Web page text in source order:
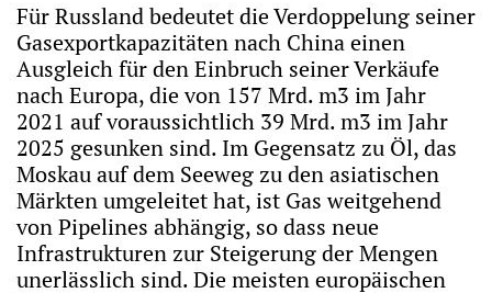
Für Russland bedeutet die Verdoppelung seiner
Gasexportkapazitäten nach China einen
Ausgleich für den Einbruch seiner Verkäufe
nach Europa, die von 157 Mrd. m3 im Jahr
2021 auf voraussichtlich 39 Mrd. m3 im Jahr
2025 gesunken sind. Im Gegensatz zu Öl, das
Moskau auf dem Seeweg zu den asiatischen
Märkten umgeleitet hat, ist Gas weitgehend
von Pipelines abhängig, so dass neue
Infrastrukturen zur Steigerung der Mengen
unerlässlich sind. Die meisten europäischen